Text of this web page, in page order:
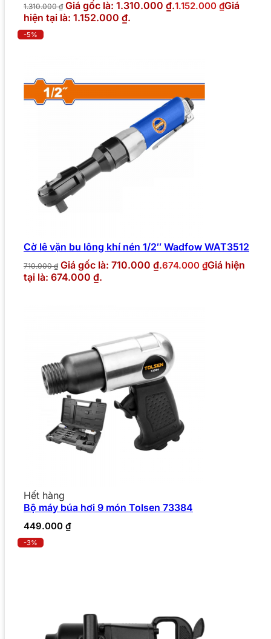
1.310.000₫ Giá gốc là: 1.310.000 ₫.1.152.000 ₫Giá
hiện tại là: 1.152.000 ₫.
-5%
Cờ lê vặn bu lông khí nén 1/2″ Wadfow WAT3512
710.000₫ Giá gốc là: 710.000 ₫.674.000 ₫Giá hiện
tại là: 674.000 ₫.
Hết hàng
Bộ máy búa hơi 9 món Tolsen 73384
449.000 ₫
-3%